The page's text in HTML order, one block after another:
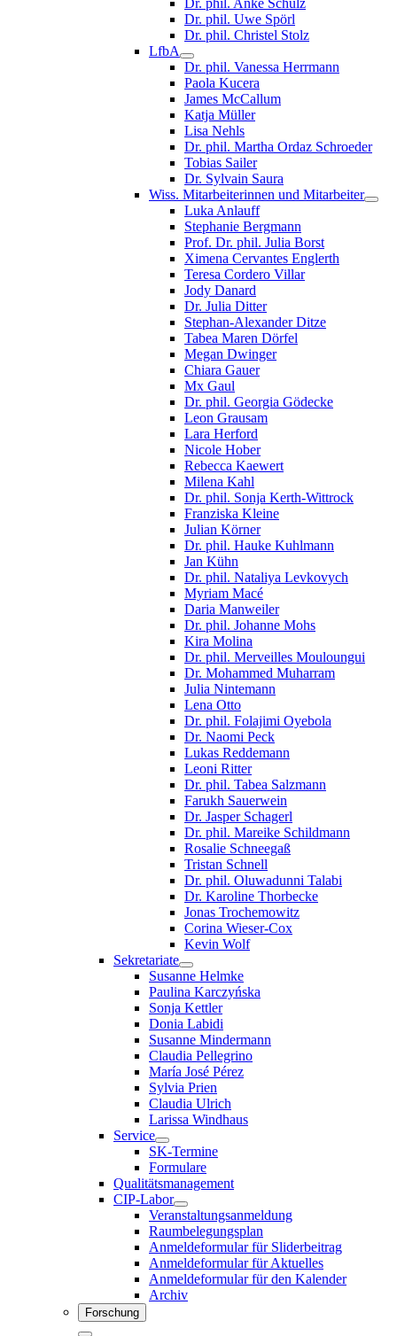
Dr. phil. Uwe Spörl
Dr. phil. Christel Stolz
LfbA
Dr. phil. Vanessa Herrmann
Paola Kucera
James McCallum
Katja Müller
Lisa Nehls
Dr. phil. Martha Ordaz Schroeder
Tobias Sailer
Dr. Sylvain Saura
Wiss. Mitarbeiterinnen und Mitarbeiter
Luka Anlauff
Stephanie Bergmann
Prof. Dr. phil. Julia Borst
Ximena Cervantes Englerth
Teresa Cordero Villar
Jody Danard
Dr. Julia Ditter
Stephan-Alexander Ditze
Tabea Maren Dörfel
Megan Dwinger
Chiara Gauer
Mx Gaul
Dr. phil. Georgia Gödecke
Leon Grausam
Lara Herford
Nicole Hober
Rebecca Kaewert
Milena Kahl
Dr. phil. Sonja Kerth-Wittrock
Franziska Kleine
Julian Körner
Dr. phil. Hauke Kuhlmann
Jan Kühn
Dr. phil. Nataliya Levkovych
Myriam Macé
Daria Manweiler
Dr. phil. Johanne Mohs
Kira Molina
Dr. phil. Merveilles Mouloungui
Dr. Mohammed Muharram
Julia Nintemann
Lena Otto
Dr. phil. Folajimi Oyebola
Dr. Naomi Peck
Lukas Reddemann
Leoni Ritter
Dr. phil. Tabea Salzmann
Farukh Sauerwein
Dr. Jasper Schagerl
Dr. phil. Mareike Schildmann
Rosalie Schneegaß
Tristan Schnell
Dr. phil. Oluwadunni Talabi
Dr. Karoline Thorbecke
Jonas Trochemowitz
Corina Wieser-Cox
Kevin Wolf
Sekretariate
Susanne Helmke
Paulina Karczyńska
Sonja Kettler
Donia Labidi
Susanne Mindermann
Claudia Pellegrino
María José Pérez
Sylvia Prien
Claudia Ulrich
Larissa Windhaus
Service
SK-Termine
Formulare
Qualitätsmanagement
CIP-Labor
Veranstaltungsanmeldung
Raumbelegungsplan
Anmeldeformular für Sliderbeitrag
Anmeldeformular für Aktuelles
Anmeldeformular für den Kalender
Archiv
Forschung